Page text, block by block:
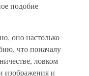
подобие
оно настолько
что поначалу
ловком
изображения и